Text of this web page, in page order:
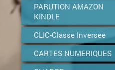
PARUTION AMAZON
KINDLE
CLIC-Classe Inversee
CARTES NUMERIQUES